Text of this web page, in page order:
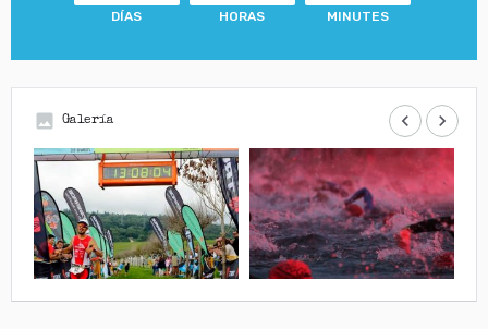
DÍAS HORAS MINUTES
insert_photo Galería keyboard_arrow_left keyboard_arrow_right